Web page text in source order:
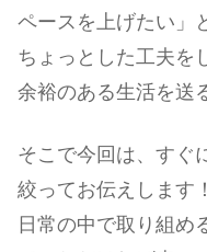
ペースを上げたい」
ちょっとした工夫を
余裕のある生活を送
そこで今回は、すぐ
絞ってお伝えします！
日常の中で取り組め